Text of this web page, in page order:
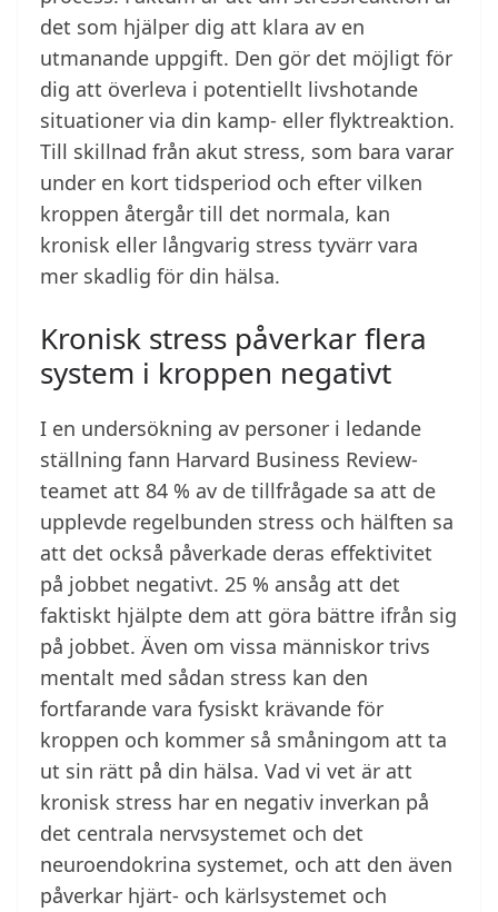
det som hjälper dig att klara av en
utmanande uppgift. Den gör det möjligt för
dig att överleva i potentiellt livshotande
situationer via din kamp- eller flyktreaktion.
Till skillnad från akut stress, som bara varar
under en kort tidsperiod och efter vilken
kroppen återgår till det normala, kan
kronisk eller långvarig stress tyvärr vara
mer skadlig för din hälsa.
Kronisk stress påverkar flera
system i kroppen negativt
I en undersökning av personer i ledande
ställning fann Harvard Business Review-
teamet att 84 % av de tillfrågade sa att de
upplevde regelbunden stress och hälften sa
att det också påverkade deras effektivitet
på jobbet negativt. 25 % ansåg att det
faktiskt hjälpte dem att göra bättre ifrån sig
på jobbet. Även om vissa människor trivs
mentalt med sådan stress kan den
fortfarande vara fysiskt krävande för
kroppen och kommer så småningom att ta
ut sin rätt på din hälsa. Vad vi vet är att
kronisk stress har en negativ inverkan på
det centrala nervsystemet och det
neuroendokrina systemet, och att den även
påverkar hjärt- och kärlsystemet och